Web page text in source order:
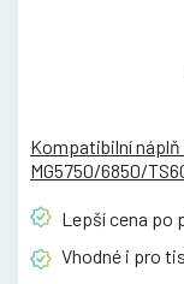
Kompatibilní náplň
MG5750/6850/
Lepší cena po
Vhodné i pro